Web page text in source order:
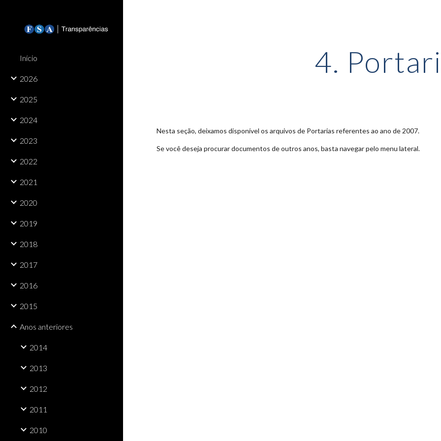
Início
2026
2025
2024
2023
2022
2021
2020
2019
2018
2017
2016
2015
Anos anteriores
2014
2013
2012
2011
2010
4.
Nesta seção, deixamos disponível os arquivos de Portarias referentes ao ano de 2007.
Se você deseja procurar documentos de outros anos, basta navegar pelo menu lateral.